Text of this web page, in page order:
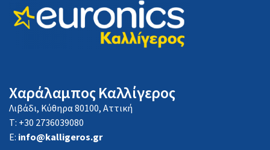
Χαράλαμπος Καλλίγερος
Λιβάδι, Κύθηρα 80100, Αττική
Τ: +30 2736039080
E: info@kalligeros.gr